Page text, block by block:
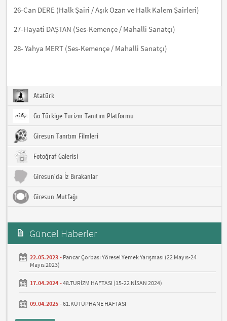
26-Can DERE (Halk Şairi / Aşık Ozan ve Halk Kalem Şairleri)
27-Hayati DAŞTAN (Ses-Kemençe / Mahalli Sanatçı)
28- Yahya MERT (Ses-Kemençe / Mahalli Sanatçı)
Atatürk
Go Türkiye Turizm Tanıtım Platformu
Giresun Tanıtım Filmleri
Fotoğraf Galerisi
Giresun'da İz Bırakanlar
Giresun Mutfağı
Güncel Haberler
22.05.2023 - Pancar Çorbası Yöresel Yemek Yarışması (22 Mayıs-24
Mayıs 2023)
17.04.2024 -48.TURİZM HAFTASI (15-22 NİSAN 2024)
09.04.2025 -61.KÜTÜPHANE HAFTASI